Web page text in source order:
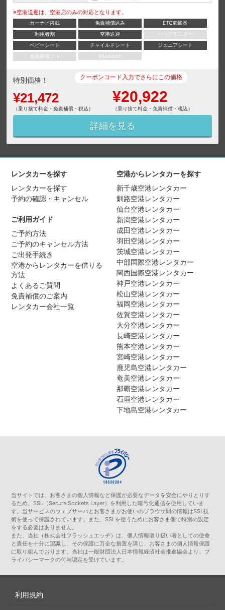
※空港送迎は、空港店のみの対応となります。
カーナビ搭載 免責補償込み
ETC車載器
利用者割
空港送迎
バックモニター
ベビーシート
チャイルドシート
ジュニアシート
免責補償フル
Bluetooth
特別価格！
¥21,472
（乗り捨て料金・免責補償・税込）
クーポンコード入力でさらにこの価格
¥20,922
（乗り捨て料金・免責補償・税込）
詳細を見る
レンタカーを探す
レンタカーを探す
予約の確認・キャンセル
ご利用ガイド
ご予約方法
ご予約のキャンセル方法
ご出発手続き
空港からレンタカーを借りる
方法
よくあるご質問
免責補償のご案内
レンタカー会社一覧
空港からレンタカーを探す
新千歳空港レンタカー
釧路空港レンタカー
仙台空港レンタカー
新潟空港レンタカー
成田空港レンタカー
羽田空港レンタカー
茨城空港レンタカー
中部国際空港レンタカー
関西国際空港レンタカー
神戸空港レンタカー
松山空港レンタカー
福岡空港レンタカー
佐賀空港レンタカー
大分空港レンタカー
長崎空港レンタカー
熊本空港レンタカー
宮崎空港レンタカー
鹿児島空港レンタカー
奄美空港レンタカー
那覇空港レンタカー
石垣空港レンタカー
下地島空港レンタカー
当サイトでは、お客さまの個人情報など保護が必要なデータを安全にやりとりす
るため、SSL（Secure Sockets Layer）を利用した暗号化通信を使用していま
す。当サービスのウェブサーバとお客さまがお使いのブラウザ間の情報はSSL技
術を使って保護されています。また、SSLを使うためにお客さま側で特別の設定
をする必要はありません。
また、当社（株式会社フラッシュエッヂ）は、個人情報取り扱い者としての使命
と責任を十分に認識し、その保護に万全な措置を講じ、お客さまの個人情報保護
に取り組んでおります。当社は一般財団法人日本情報経済社会推進協会より、プ
ライバシーマークの付与認定を受けています。
利用規約